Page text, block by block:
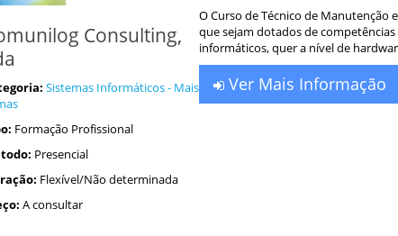
Consulting,
Sistemas Informáticos - Mais
Formação Profissional
Presencial
Flexível/Não determinada
A consultar
O Curso de Técnico de
que sejam dotados de
informáticos, quer a nível de
Ver Mais Informação